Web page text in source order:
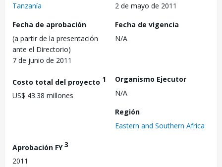
Tanzanía
2 de mayo de 2011
Fecha de aprobación
(a partir de la presentación
ante el Directorio)
7 de junio de 2011
Fecha de vigencia
N/A
Costo total del proyecto 1
US$ 43.38 millones
Organismo Ejecutor
N/A
Región
Eastern and Southern Africa
Aprobación FY3
2011